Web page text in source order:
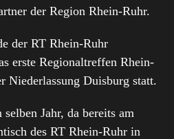
der Region Rhein-Ruhr.
der RT Rhein-Ruhr
erste Regionaltreffen Rhein-
Niederlassung Duisburg statt.
Jahr, da bereits am
des RT Rhein-Ruhr in